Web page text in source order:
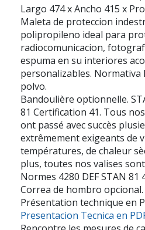
Largo 474 x Ancho 415 x
Maleta de proteccion
polipropileno ideal para
radiocomunicacion,
espuma en su interiores
personalizables. Normativa
polvo.
Bandoulière optionnelle.
81 Certification 41. Tous
ont passé avec succès
extrêmement exigeants de
températures, de chaleur
plus, toutes nos valises
Normes 4280 DEF STAN 81
Correa de hombro opcional.
Présentation technique en
Presentacion Tecnica en